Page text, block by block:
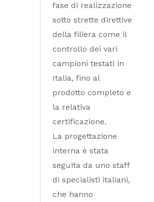
fase di realizzazione
sotto strette direttive
della filiera come il
controllo dei vari
campioni testati in
Italia, fino al
prodotto completo e
la relativa
certificazione.
La progettazione
interna è stata
seguita da uno staff
di specialisti italiani,
che hanno